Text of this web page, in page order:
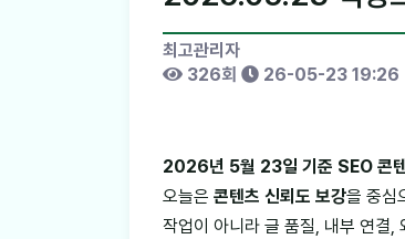
최고관리자
326회
26-05-23 19:26
2026년 5월 23일 기준 SEO 콘
오늘은 콘텐츠 신뢰도 보강을 중심
작업이 아니라 글 품질, 내부 연결,